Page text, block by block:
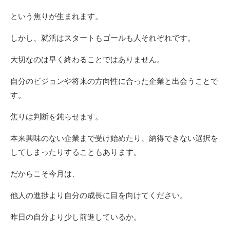
という焦りが生まれます。
しかし、就活はスタートもゴールも人それぞれです。
大切なのは早く終わることではありません。
自分のビジョンや将来の方向性に合った企業と出会うことで
す。
焦りは判断を鈍らせます。
本来興味のない企業まで受け始めたり、納得できない選択を
してしまったりすることもあります。
だからこそ今月は、
他人の進捗より自分の成長に目を向けてください。
昨日の自分より少し前進しているか。